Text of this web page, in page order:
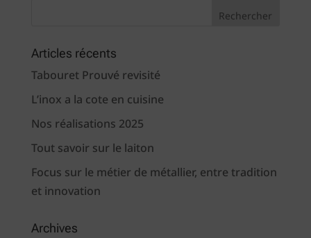
Articles récents
Tabouret Prouvé revisité
L’inox a la cote en cuisine
Nos réalisations 2025
Tout savoir sur le laiton
Focus sur le métier de métallier, entre tradition
et innovation
Archives